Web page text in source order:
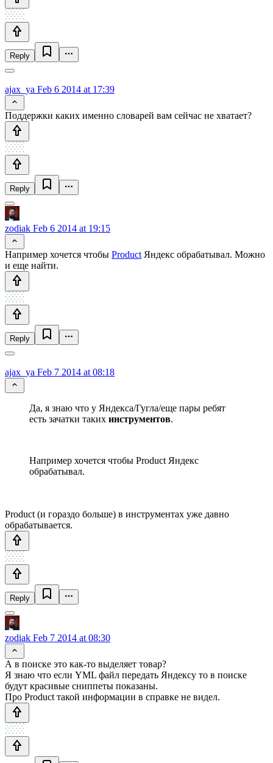
Reply
ajax_ya Feb 6 2014 at 17:39
Поддержки каких именно словарей вам сейчас не хватает?
Reply
zodiak Feb 6 2014 at 19:15
Например хочется чтобы Product Яндекс обрабатывал. Можно
и еще найти.
Reply
ajax_ya Feb 7 2014 at 08:18
Да, я знаю что у Яндекса/Гугла/еще пары ребят
есть зачатки таких инструментов.
Например хочется чтобы Product Яндекс
обрабатывал.
Product (и гораздо больше) в инструментах уже давно
обрабатывается.
Reply
zodiak Feb 7 2014 at 08:30
А в поиске это как-то выделяет товар?
Я знаю что если YML файл передать Яндексу то в поиске
будут красивые сниппеты показаны.
Про Product такой информации в справке не видел.